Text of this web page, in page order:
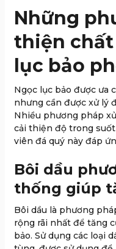
Những
thiện
lục bảo
Ngọc lục bảo được ưa
nhưng cần được xử lý
Nhiều phương pháp
cải thiện độ trong
viên đá quý này đáp
Bôi dầu
thống giúp
Bôi dầu là phương
rộng rãi nhất để tăng
bảo. Sử dụng các loại